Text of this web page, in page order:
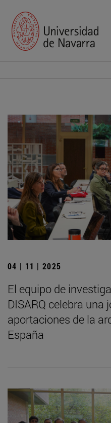
04 | 11 | 2025
El equipo de
DISARQ celebra una
aportaciones de la
España